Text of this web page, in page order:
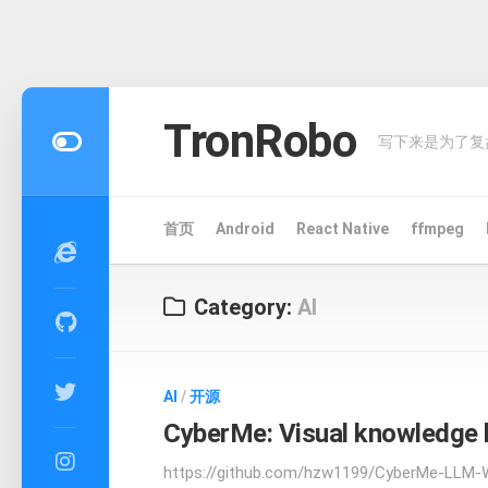
Skip
content
TronRobo 写下来是为了复
首页 Android React Native ffmpeg
Category: AI
AI /开源
CyberMe: Visual
https://github.com/hzw1199/CyberMe-LLM-